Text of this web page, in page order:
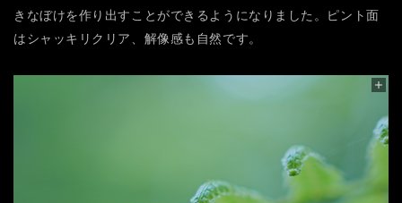
きなぼけを作り出すことができるようになりました。ピント面
はシャッキリクリア、解像感も自然です。